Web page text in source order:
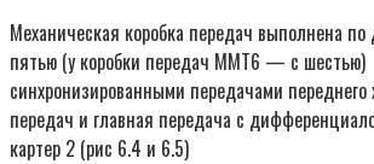
Механическая коробка передач выполнена по
пятью (у коробки передач MMT6 — с шестью)
синхронизированными передачами переднего
передач и главная передача с
картер 2 (рис 6.4 и 6.5)